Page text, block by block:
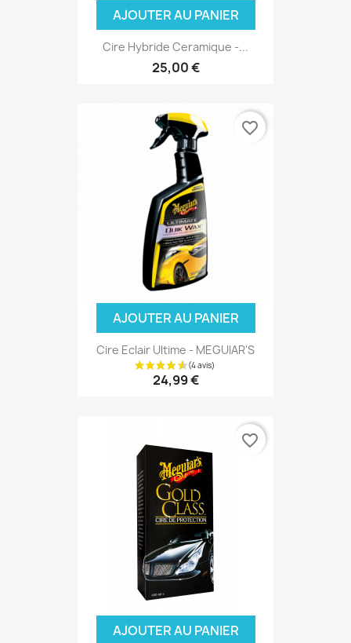
AJOUTER AU PANIER
Cire Hybride Ceramique -...
25,00 €
AJOUTER AU PANIER
Cire Eclair Ultime - MEGUIAR'S
24,99 €
favorite_border
AJOUTER AU PANIER
favorite_border